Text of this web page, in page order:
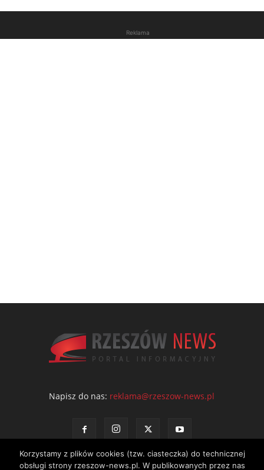
Reklama
Napisz do nas: reklama@rzeszow-news.pl
Korzystamy z plików cookies (tzw. ciasteczka) do technicznej
obsługi strony rzeszow-news.pl. W publikowanych przez nas